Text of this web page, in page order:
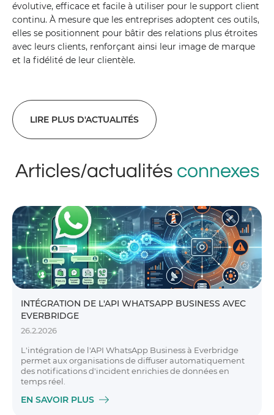
évolutive, efficace et facile à utiliser pour le support client
continu. À mesure que les entreprises adoptent ces outils,
elles se positionnent pour bâtir des relations plus étroites
avec leurs clients, renforçant ainsi leur image de marque
et la fidélité de leur clientèle.
LIRE PLUS D'ACTUALITÉS
Articles/actualités connexes
INTÉGRATION DE L'API WHATSAPP BUSINESS AVEC
EVERBRIDGE
26.2.2026
L'intégration de l'API WhatsApp Business à Everbridge
permet aux organisations de diffuser automatiquement
des notifications d'incident enrichies de données en
temps réel.
EN SAVOIR PLUS